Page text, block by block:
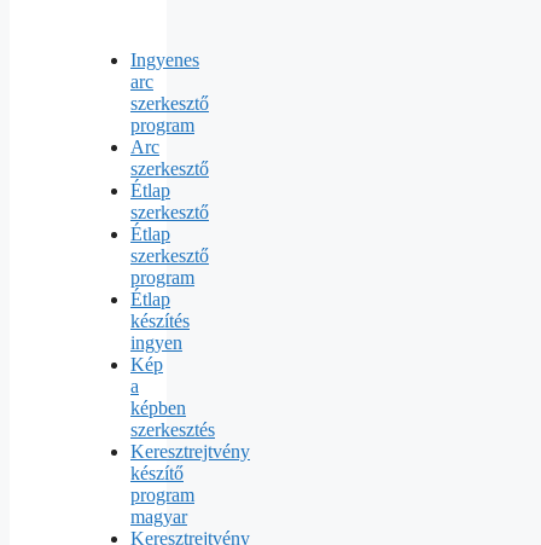
Ingyenes
arc
szerkesztő
program
Arc
szerkesztő
Étlap
szerkesztő
Étlap
szerkesztő
program
Étlap
készítés
ingyen
Kép
a
képben
szerkesztés
Keresztrejtvény
készítő
program
magyar
Keresztrejtvény